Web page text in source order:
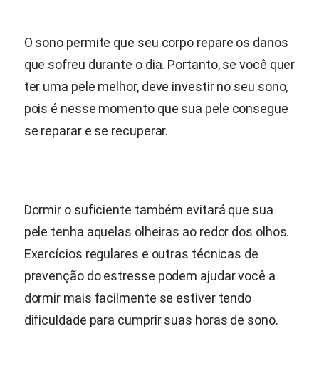
O sono permite que seu corpo repare os danos
que sofreu durante o dia. Portanto, se você quer
ter uma pele melhor, deve investir no seu sono,
pois é nesse momento que sua pele consegue
se reparar e se recuperar.
Dormir o suficiente também evitará que sua
pele tenha aquelas olheiras ao redor dos olhos.
Exercícios regulares e outras técnicas de
prevenção do estresse podem ajudar você a
dormir mais facilmente se estiver tendo
dificuldade para cumprir suas horas de sono.